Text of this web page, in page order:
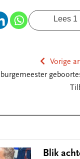
Lees 1
Vorige
Blik